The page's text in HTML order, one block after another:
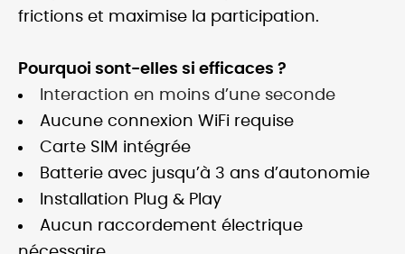
frictions et maximise la participation.
Pourquoi sont-elles si efficaces ?
Interaction en moins d’une seconde
Aucune connexion WiFi requise
Carte SIM intégrée
Batterie avec jusqu’à 3 ans d’autonomie
Installation Plug & Play
Aucun raccordement électrique